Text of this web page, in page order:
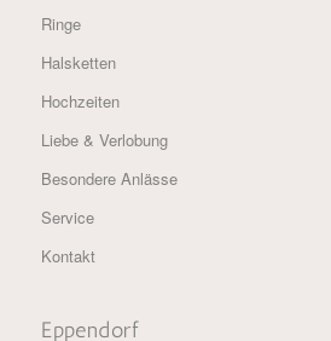
Ringe
Halsketten
Hochzeiten
Liebe & Verlobung
Besondere Anlässe
Service
Kontakt
Eppendorf